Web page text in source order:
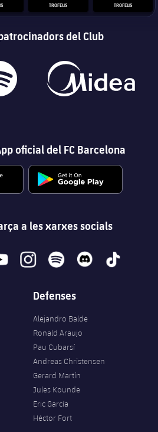
TROFEUS TROFEUS
del Club
oficial del FC Barcelona
a les xarxes socials
instagramspotify discord tiktok
Defenses
Alejandro Balde
Ronald Araujo
Pau Cubarsí
Andreas Christensen
Gerard Martín
Jules Kounde
Eric García
Héctor Fort